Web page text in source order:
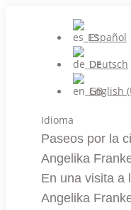
Español
Deutsch
English
Idioma
Paseos por la
Angelika
En una visita a
Angelika